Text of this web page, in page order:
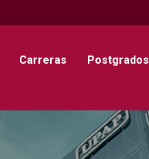
Carreras Postgrados